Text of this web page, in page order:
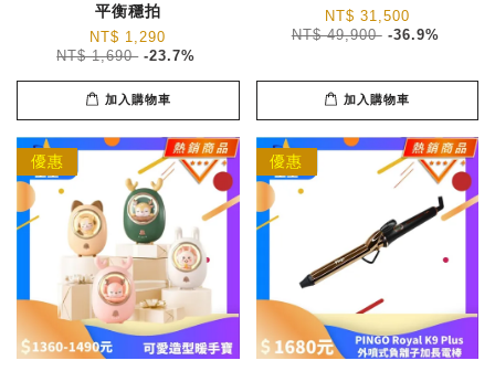
平衡穩拍
NT$ 1,290
NT$ 1,690 -23.7%
加入購物車
NT$ 31,500
NT$ 49,900 -36.9%
加入購物車
優惠 優惠